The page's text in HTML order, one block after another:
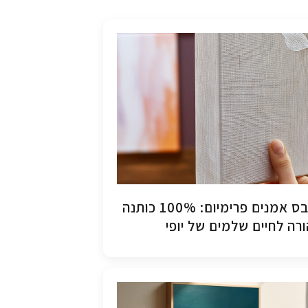
קנבס אמנים פרימיום: 100% כותנה
לחיים שלמים של יופי